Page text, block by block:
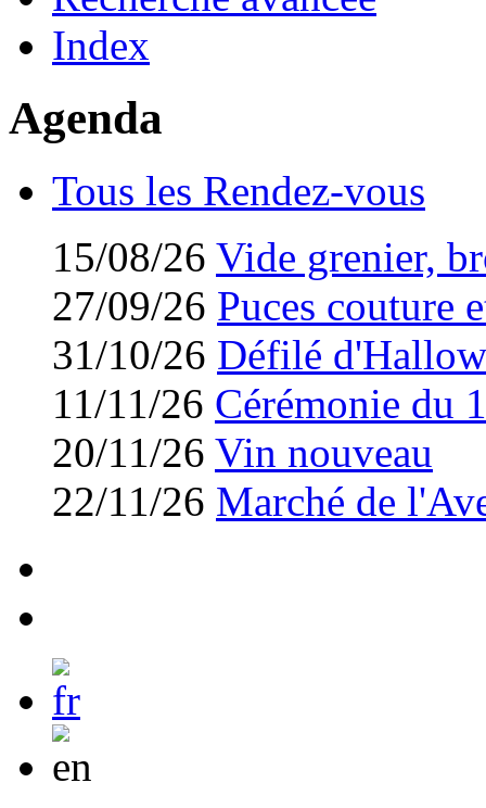
Index
Agenda
Tous les Rendez-vous
15/08/26 Vide grenier,
27/09/26 Puces couture
31/10/26 Défilé
11/11/26 Cérémonie du
20/11/26 Vin nouveau
22/11/26 Marché de